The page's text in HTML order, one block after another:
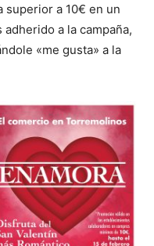
superior a 10€ en un
a la campaña,
«me gusta» a la